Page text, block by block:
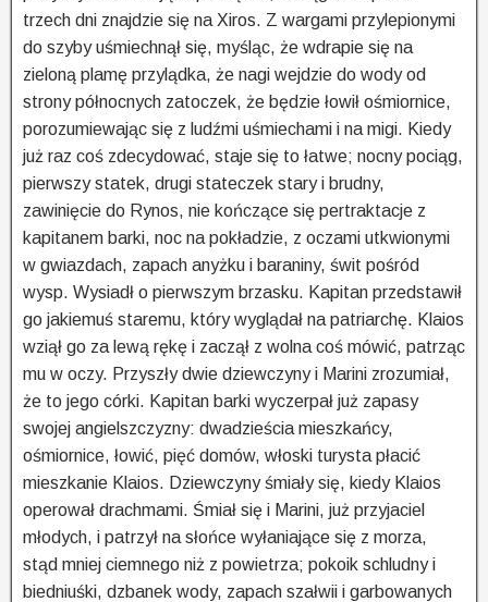
trzech dni znajdzie się na Xiros. Z wargami przylepionymi
do szyby uśmiechnął się, myśląc, że wdrapie się na
zieloną plamę przylądka, że nagi wejdzie do wody od
strony północnych zatoczek, że będzie łowił ośmiornice,
porozumiewając się z ludźmi uśmiechami i na migi. Kiedy
już raz coś zdecydować, staje się to łatwe; nocny pociąg,
pierwszy statek, drugi stateczek stary i brudny,
zawinięcie do Rynos, nie kończące się pertraktacje z
kapitanem barki, noc na pokładzie, z oczami utkwionymi
w gwiazdach, zapach anyżku i baraniny, świt pośród
wysp. Wysiadł o pierwszym brzasku. Kapitan przedstawił
go jakiemuś staremu, który wyglądał na patriarchę. Klaios
wziął go za lewą rękę i zaczął z wolna coś mówić, patrząc
mu w oczy. Przyszły dwie dziewczyny i Marini zrozumiał,
że to jego córki. Kapitan barki wyczerpał już zapasy
swojej angielszczyzny: dwadzieścia mieszkańcy,
ośmiornice, łowić, pięć domów, włoski turysta płacić
mieszkanie Klaios. Dziewczyny śmiały się, kiedy Klaios
operował drachmami. Śmiał się i Marini, już przyjaciel
młodych, i patrzył na słońce wyłaniające się z morza,
stąd mniej ciemnego niż z powietrza; pokoik schludny i
biedniuśki, dzbanek wody, zapach szałwii i garbowanych